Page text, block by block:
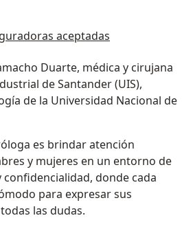
aceptadas
Duarte, médica y cirujana
de Santander (UIS),
de la Universidad Nacional de
es brindar atención
donde cada
para expresar sus
las dudas.